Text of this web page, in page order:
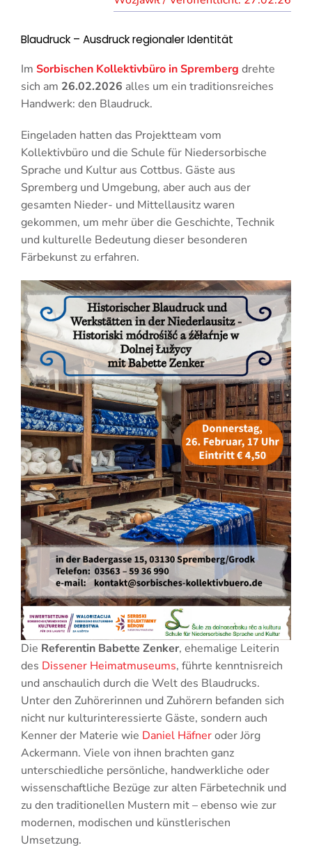
Blaudruck – Ausdruck regionaler Identität
Im Sorbischen Kollektivbüro in Spremberg drehte
sich am 26.02.2026 alles um ein traditionsreiches
Handwerk: den Blaudruck.
Eingeladen hatten das Projektteam vom
Kollektivbüro und die Schule für Niedersorbische
Sprache und Kultur aus Cottbus. Gäste aus
Spremberg und Umgebung, aber auch aus der
gesamten Nieder- und Mittellausitz waren
gekommen, um mehr über die Geschichte, Technik
und kulturelle Bedeutung dieser besonderen
Färbekunst zu erfahren.
Die Referentin Babette Zenker, ehemalige Leiterin
des Dissener Heimatmuseums, führte kenntnisreich
und anschaulich durch die Welt des Blaudrucks.
Unter den Zuhörerinnen und Zuhörern befanden sich
nicht nur kulturinteressierte Gäste, sondern auch
Kenner der Materie wie Daniel Häfneroder Jörg
Ackermann. Viele von ihnen brachten ganz
unterschiedliche persönliche, handwerkliche oder
wissenschaftliche Bezüge zur alten Färbetechnik und
zu den traditionellen Mustern mit – ebenso wie zur
modernen, modischen und künstlerischen
Umsetzung.